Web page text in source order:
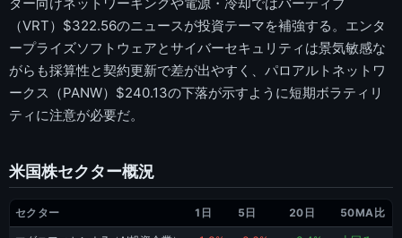
（VRT）$322.56のニュースが投資テーマを補強する。エンタ
ープライズソフトウェアとサイバーセキュリティは景気敏感な
がらも採算性と契約更新で差が出やすく、パロアルトネットワ
ークス（PANW）$240.13の下落が示すように短期ボラティリ
ティに注意が必要だ。
米国株セクター概況
セクター 1日 5日 20日 50MA比